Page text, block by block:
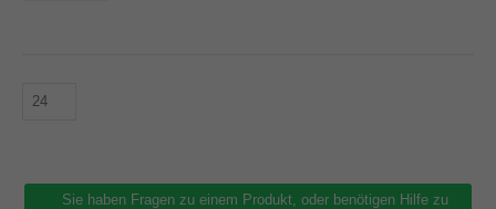
Sie haben Fragen zu einem Produkt, oder benötigen Hilfe zu